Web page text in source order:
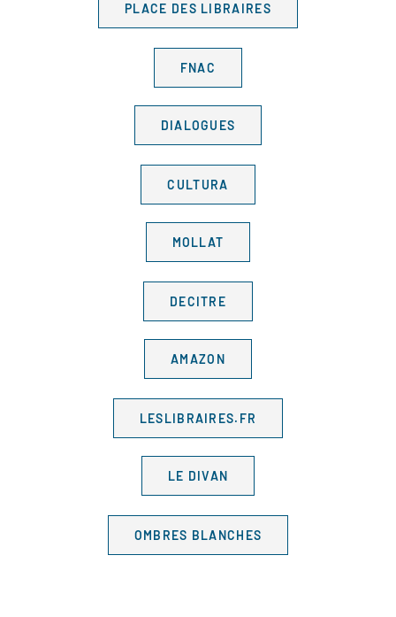
PLACE DES LIBRAIRES
FNAC
DIALOGUES
CULTURA
MOLLAT
DECITRE
AMAZON
LESLIBRAIRES.FR
LE DIVAN
OMBRES BLANCHES